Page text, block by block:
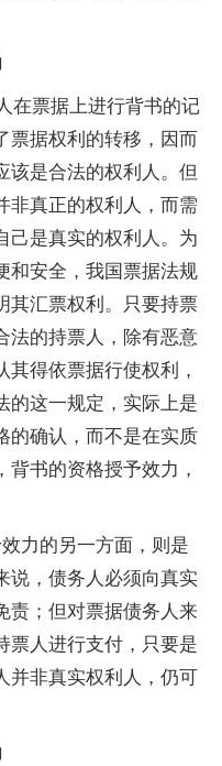
票据上进行背书的记
票据权利的转移，因而
该是合法的权利人。但
非真正的权利人，而需
己是真实的权利人。为
和安全，我国票据法规
其汇票权利。只要持票
法的持票人，除有恶意
得依票据行使权利，
的这一规定，实际上是
的确认，而不是在实质
背书的资格授予效力，
力的另一方面，则是
说，债务人必须向真实
责；但对票据债务人来
票人进行支付，只要是
并非真实权利人，仍可